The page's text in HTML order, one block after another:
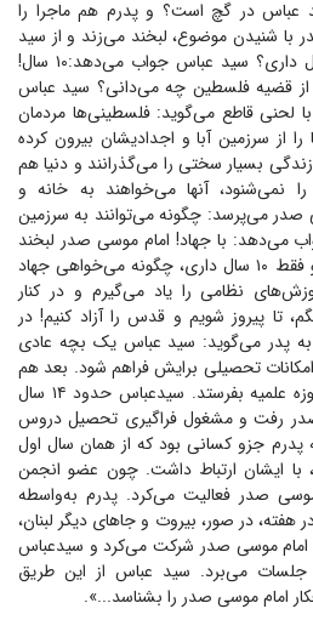
عباس در گچ است؟ و پدرم هم ماجرا را
با شنیدن موضوع، لبخند می‌زند و از سید
عباس می‌پرسد: پسرم! چند سال داری؟ سید عباس جواب می‌دهد:۱۰ سال!
قضیه فلسطین چه می‌دانی؟ سید عباس
لحنی قاطع می‌گوید: فلسطینی‌ها مردمان
از سرزمین آبا و اجدادیشان بیرون کرده
زندگی بسیار سختی را می‌گذرانند و دنیا هم
نمی‌شنود، آنها می‌خواهند به خانه و
صدر می‌پرسد: چگونه می‌توانند به سرزمین
می‌دهد: با جهاد! امام موسی صدر لبخند
می‌زند و با مهربانی می‌گوید: تو فقط ۱۰ سال داری، چگونه می‌خواهی جهاد
نظامی را یاد می‌گیرم و در کنار
تا پیروز شویم و قدس را آزاد کنیم! در
به پدر می‌گوید: سید عباس یک بچه عادی
تحصیلی برایش فراهم شود. بعد هم
پیشنهاد می‌کند، پدر او را به حوزه علمیه بفرستد. سیدعباس حدود ۱۴ سال
رفت و مشغول فراگیری تحصیل دروس
جزو کسانی بود که از همان سال اول
با ایشان ارتباط داشت. چون عضو انجمن
صدر فعالیت می‌کرد. پدرم به‌واسطه
هفته، در صور، بیروت و جا‌های دیگر لبنان،
امام موسی صدر شرکت می‌کرد و سیدعباس
جلسات می‌برد. سید عباس از این طریق
امام موسی صدر را بشناسد...».